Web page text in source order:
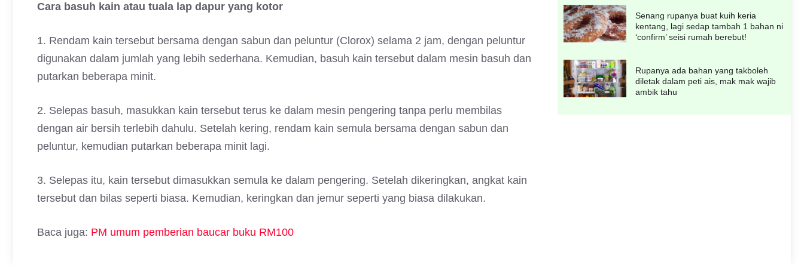
Cara basuh kain atau tuala lap dapur yang kotor
1. Rendam kain tersebut bersama dengan sabun dan peluntur (Clorox) selama 2 jam, dengan peluntur
digunakan dalam jumlah yang lebih sederhana. Kemudian, basuh kain tersebut dalam mesin basuh dan
putarkan beberapa minit.
2. Selepas basuh, masukkan kain tersebut terus ke dalam mesin pengering tanpa perlu membilas
dengan air bersih terlebih dahulu. Setelah kering, rendam kain semula bersama dengan sabun dan
peluntur, kemudian putarkan beberapa minit lagi.
3. Selepas itu, kain tersebut dimasukkan semula ke dalam pengering. Setelah dikeringkan, angkat kain
tersebut dan bilas seperti biasa. Kemudian, keringkan dan jemur seperti yang biasa dilakukan.
Baca juga: PM umum pemberian baucar buku RM100
Senang rupanya buat kuih keria
kentang, lagi sedap tambah 1 bahan ni
‘confirm’ seisi rumah berebut!
Rupanya ada bahan yang takboleh
diletak dalam peti ais, mak mak wajib
ambik tahu